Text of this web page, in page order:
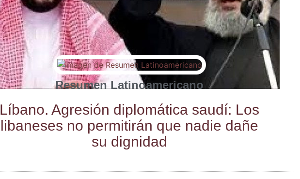
Resumen Latinoamericano
Líbano. Agre­sión diplo­má­ti­ca sau­dí: Los
liba­ne­ses no per­mi­ti­rán que nadie dañe
su dignidad